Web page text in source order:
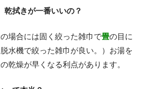
拭きが一番いいの？
合には固く絞った雑巾で畳の目に
水機で絞った雑巾が良い。）お湯を
乾燥が早くなる利点があります。